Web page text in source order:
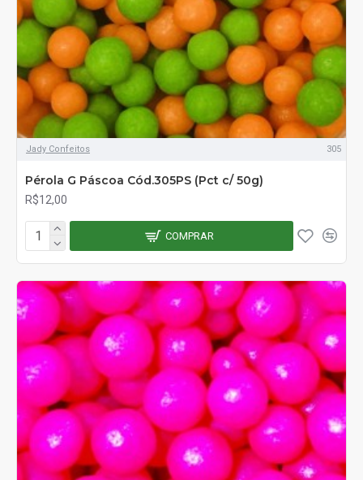
Jady Confeitos 305
Pérola G Páscoa Cód.305PS (Pct c/ 50g)
R$12,00
COMPRAR